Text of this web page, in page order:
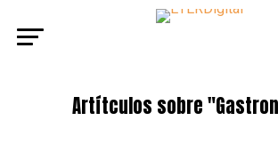
Artítculos sobre